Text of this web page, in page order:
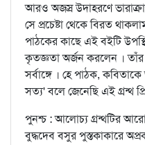
আরও অজস্র উদাহরণে
সে প্রচেষ্টা থেকে বিরত
পাঠকের কাছে এই বইটি
কৃতজ্ঞতা অর্জন করলেন । তাঁর
সর্বাঙ্গে । হে পাঠক,
সত্য' বলে জেনেছি এই গ্রন্থ
পুনশ্চ : আলোচ্য গ্রন্থটির
বুদ্ধদেব বসুর পুস্তকাকারে